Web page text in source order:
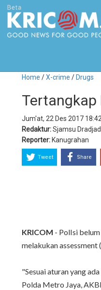
Home /X-crime / Drugs
Tertangkap
Jum'at, 22 Des 2017
Redaktur:Sjamsu Dradjad
Reporter: Kanugrahan
Tweet Share
KRICOM - PolIsi
melakukan
"Sesuai aturan yang
Polda Metro Jaya,